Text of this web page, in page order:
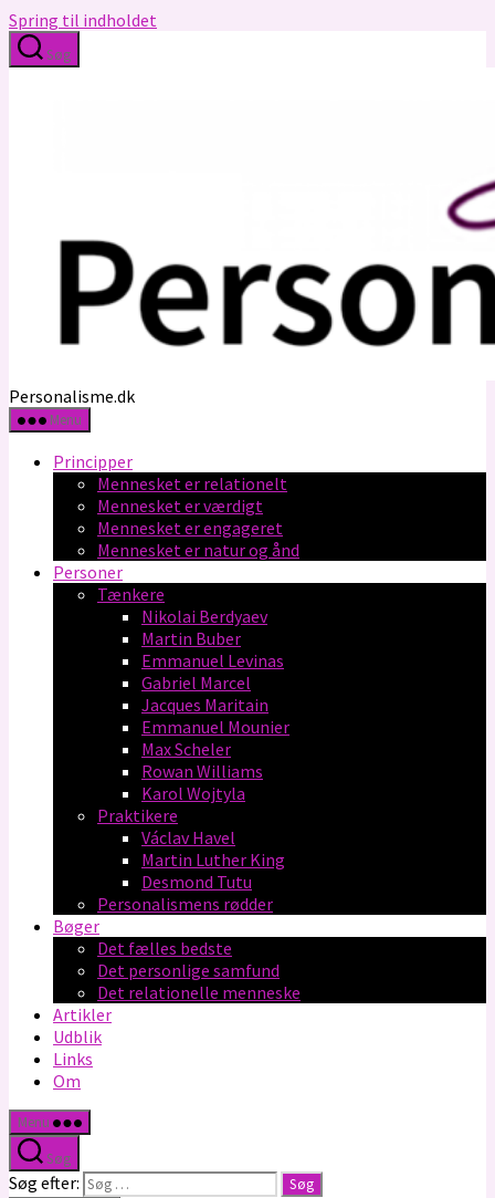
Spring til indholdet
Søg
Personalisme.dk
Menu
Principper
Mennesket er relationelt
Mennesket er værdigt
Mennesket er engageret
Mennesket er natur og ånd
Personer
Tænkere
Nikolai Berdyaev
Martin Buber
Emmanuel Levinas
Gabriel Marcel
Jacques Maritain
Emmanuel Mounier
Max Scheler
Rowan Williams
Karol Wojtyla
Praktikere
Václav Havel
Martin Luther King
Desmond Tutu
Personalismens rødder
Bøger
Det fælles bedste
Det personlige samfund
Det relationelle menneske
Artikler
Udblik
Links
Om
Menu
Søg
Søg efter: